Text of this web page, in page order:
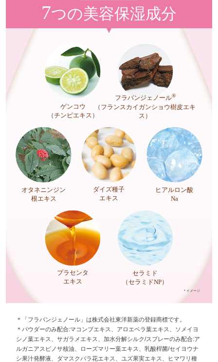
7つの美容保湿成分
ゲンコウ
（チンピエキス）
フラバンジェノール®
（フランスカイガンショウ樹皮エキ
ス）
オタネニンジン
根エキス
ダイズ種子
エキス
ヒアルロン酸
Na
プラセンタ
エキス
セラミド
（セラミドNP）
＊イメージ
＊「フラバンジェノール」は株式会社東洋新薬の登録商標です。
＊パウダーのみ配合:マコンブエキス、アロエベラ葉エキス、ソメイヨ
シノ葉エキス、サガラメエキス、加水分解シルク/スプレーのみ配合:ア
ルガニアスピノサ核油、ローズマリー葉エキス、乳酸桿菌/セイヨウナ
シ果汁発酵液、ダマスクバラ花エキス、ユズ果実エキス、ヒマワリ種